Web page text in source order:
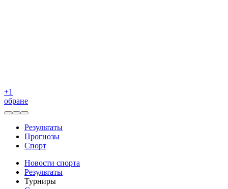
+1
обране
Результаты
Прогнозы
Спорт
Новости спорта
Результаты
Турниры